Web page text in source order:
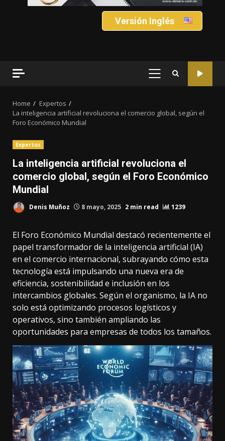
Versión Inglés
PRIMARY
Home
Expertos
La inteligencia artificial revoluciona el comercio global, según el
Foro Económico Mundial
Expertos
La inteligencia artificial revoluciona el
comercio global, según el Foro Económico
Mundial
Denis Muñoz 8 mayo, 2025 2 min read 1239
El Foro Económico Mundial destacó recientemente el
papel transformador de la inteligencia artificial (IA)
en el comercio internacional, subrayando cómo esta
tecnología está impulsando una nueva era de
eficiencia, sostenibilidad e inclusión en los
intercambios globales. Según el organismo, la IA no
solo está optimizando procesos logísticos y
operativos, sino también ampliando las
oportunidades para empresas de todos los tamaños.